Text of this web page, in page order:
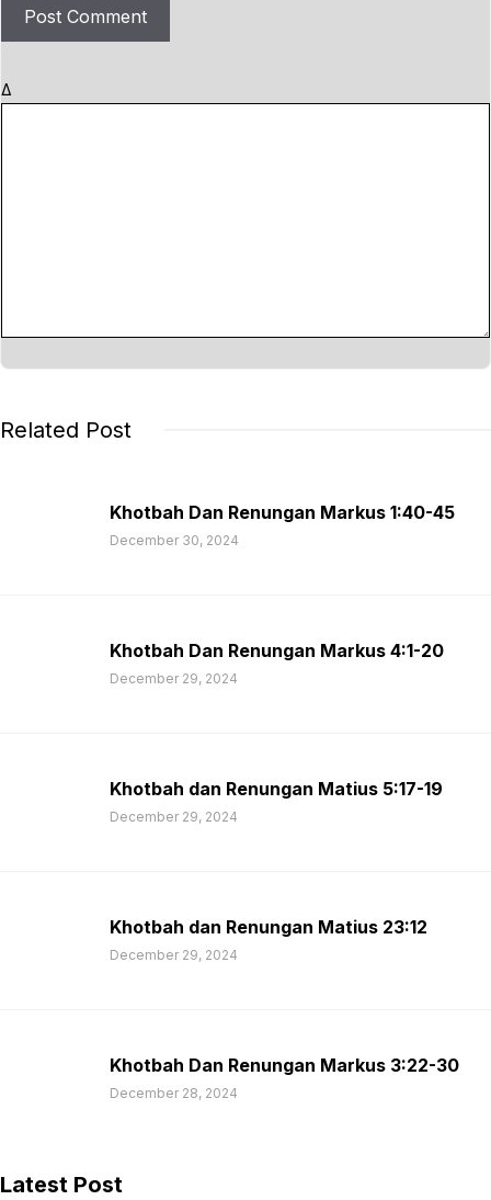
e
Δ
Related Post
Khotbah Dan Renungan Markus 1:40-45
December 30, 2024
Khotbah Dan Renungan Markus 4:1-20
December 29, 2024
Khotbah dan Renungan Matius 5:17-19
December 29, 2024
Khotbah dan Renungan Matius 23:12
December 29, 2024
Khotbah Dan Renungan Markus 3:22-30
December 28, 2024
Latest Post